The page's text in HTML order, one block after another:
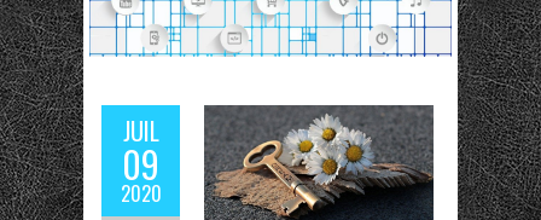
JUIL
09
2020